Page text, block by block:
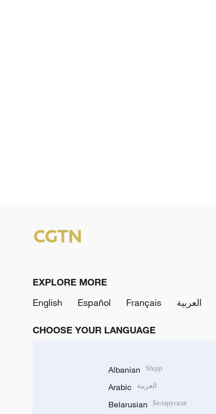
EXPLORE MORE
English
Español Français العربية
CHOOSE YOUR LANGUAGE
Albanian Shqip
Arabic العربية
Belarusian Беларуская